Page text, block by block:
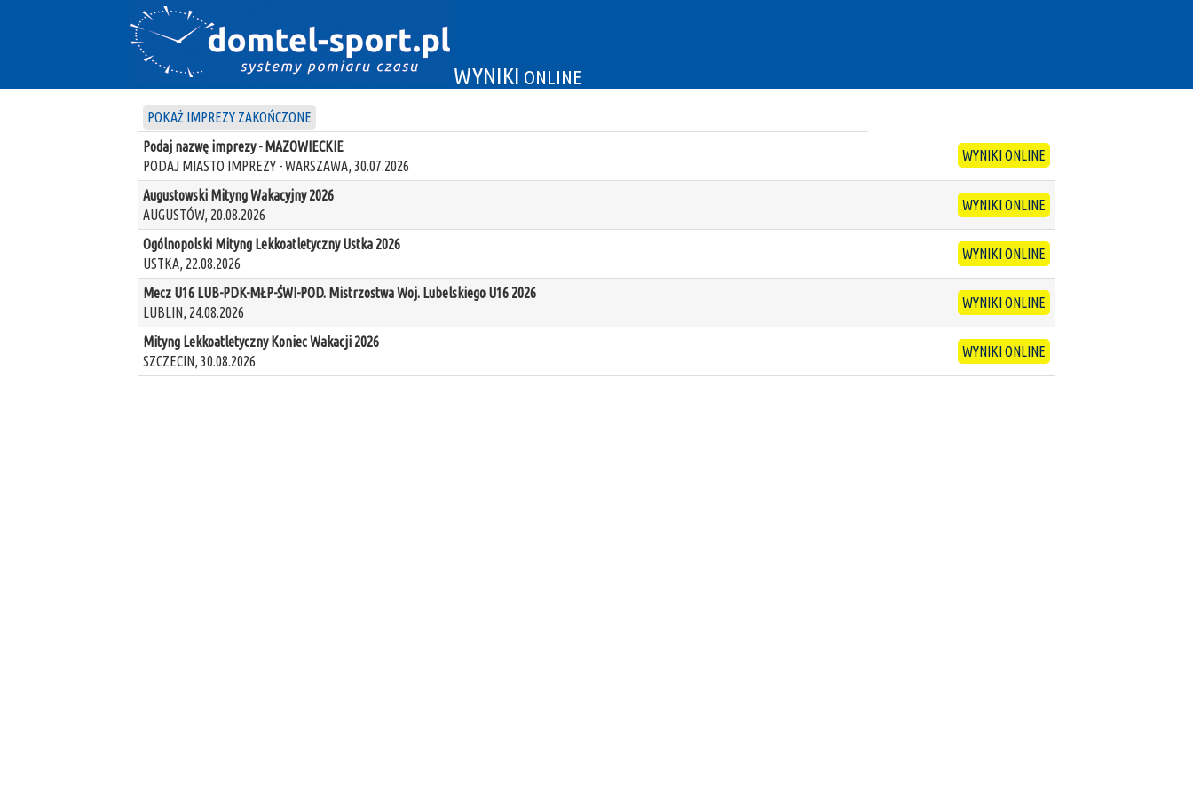
WYNIKI ONLINE
POKAŻ IMPREZY ZAKOŃCZONE
Podaj nazwę imprezy - MAZOWIECKIE
PODAJ MIASTO IMPREZY - WARSZAWA, 30.07.2026
WYNIKI ONLINE
Augustowski Mityng Wakacyjny 2026
AUGUSTÓW, 20.08.2026
WYNIKI ONLINE
Ogólnopolski Mityng Lekkoatletyczny Ustka 2026
USTKA, 22.08.2026
WYNIKI ONLINE
Mecz U16 LUB-PDK-MŁP-ŚWI-POD. Mistrzostwa Woj. Lubelskiego U16 2026
LUBLIN, 24.08.2026
WYNIKI ONLINE
Mityng Lekkoatletyczny Koniec Wakacji 2026
SZCZECIN, 30.08.2026
WYNIKI ONLINE